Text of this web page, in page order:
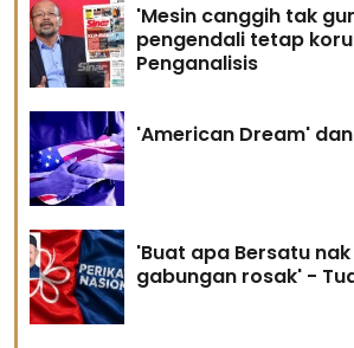
'Mesin canggih tak
pengendali tetap
Penganalisis
'American Dream'
'Buat apa Bersatu
gabungan rosak' -